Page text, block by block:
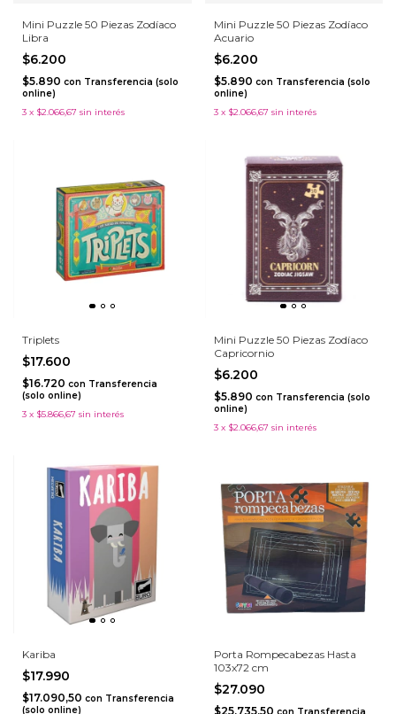
Mini Puzzle 50 Piezas Zodíaco
Libra
$6.200
$5.890 con Transferencia (solo
online)
3 x $2.066,67 sin interés
Mini Puzzle 50 Piezas Zodíaco
Acuario
$6.200
$5.890 con Transferencia (solo
online)
3 x $2.066,67 sin interés
Triplets
$17.600
$16.720 con Transferencia
(solo online)
3 x $5.866,67 sin interés
Mini Puzzle 50 Piezas Zodíaco
Capricornio
$6.200
$5.890 con Transferencia (solo
online)
3 x $2.066,67 sin interés
Kariba
$17.990
$17.090,50 con Transferencia
(solo online)
Porta Rompecabezas Hasta
103x72 cm
$27.090
$25.735,50